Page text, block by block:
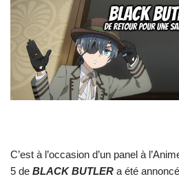
C’est à l’occasion d’un panel à
5 de BLACK BUTLER a été